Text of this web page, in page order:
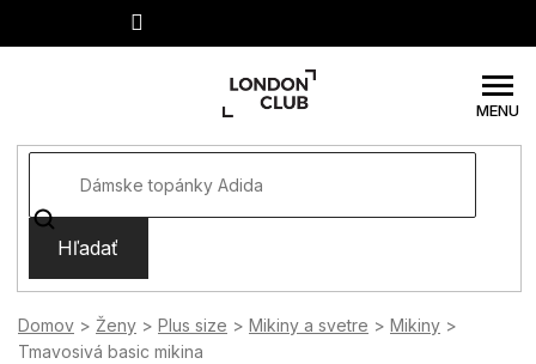
Hľadať
Domov Ženy Plus size Mikiny a svetre
Mikiny
Tmavosivá basic mikina